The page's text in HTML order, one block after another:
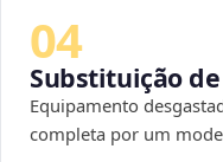
04
Substituição
Equipamento
completa por um